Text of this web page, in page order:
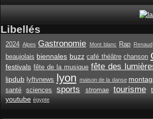
Libellés
2024 Alpes Gastronomie Mont blanc Rap Renaud
beaujolais biennales buzz café théâtre chanson
festivals fête de la musique fête des
lipdub lyftvnews lyon maison de la danse
santé sciences sports stromae tourisme
youtube égypte